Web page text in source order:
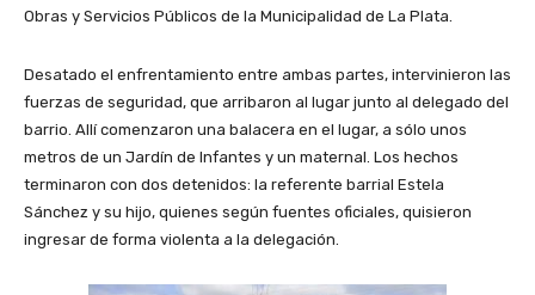
Obras y Servicios Públicos de la Municipalidad de La Plata.
Desatado el enfrentamiento entre ambas partes, intervinieron las
fuerzas de seguridad, que arribaron al lugar junto al delegado del
barrio. Allí comenzaron una balacera en el lugar, a sólo unos
metros de un Jardín de Infantes y un maternal. Los hechos
terminaron con dos detenidos: la referente barrial Estela
Sánchez y su hijo, quienes según fuentes oficiales, quisieron
ingresar de forma violenta a la delegación.